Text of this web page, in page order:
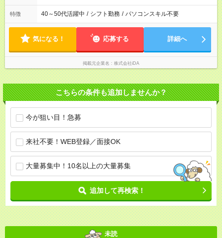
特徴 40～50代活躍中 / シフト勤務 / パソコンスキル不要
気になる！ 応募する 詳細へ
掲載元企業名 株式会社iDA
こちらの条件も追加しませんか？
今が狙い目！急募
来社不要！WEB登録／面接OK
大量募集中！10名以上の大量募集
追加して再検索！
未読